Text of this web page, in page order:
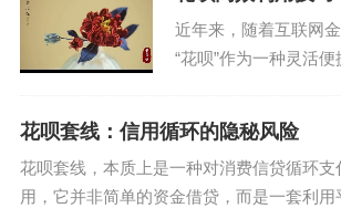
近年来，随着互联网
“花呗”作为一种灵活
的角度出发，探讨一些
技巧”，帮助用户更好
花呗套线：信用循环的隐秘风险
花呗套线，本质上是一种对消费信贷循环支
用，它并非简单的资金借贷，而是一套利用